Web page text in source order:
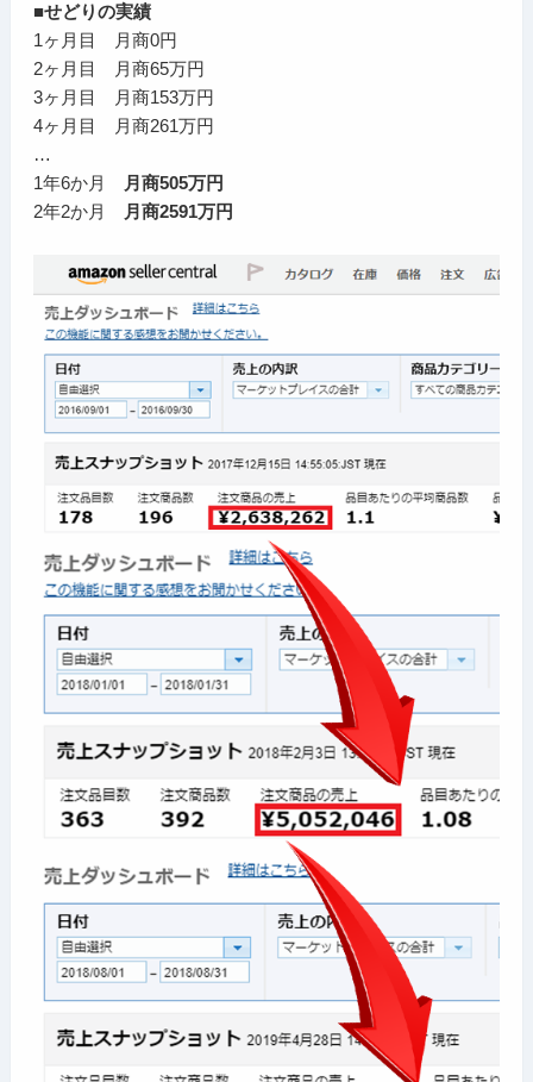
■せどりの実績
1ヶ月目 月商0円
2ヶ月目 月商65万円
3ヶ月目 月商153万円
4ヶ月目 月商261万円
…
1年6か月
月商505万円
2年2か月
月商2591万円